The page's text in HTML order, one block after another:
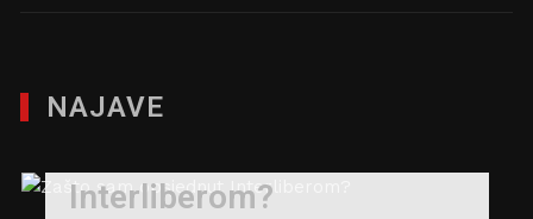
NAJAVE
Interliberom?